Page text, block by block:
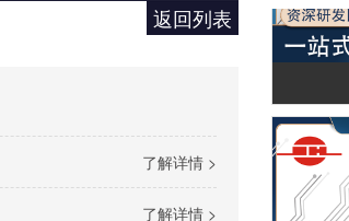
返回列表
了解详情 >
了解详情 >